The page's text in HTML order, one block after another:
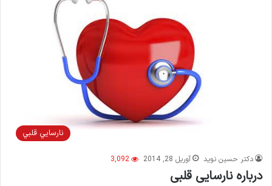
نارسايي قلبي
دکتر حسین نوید آوریل 28, 2014 3,092
درباره نارسایی قلبی